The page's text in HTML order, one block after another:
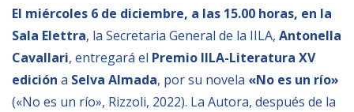
BIBLIOTECA
Biblioteca
Publicaciones
El miércoles 6 de diciembre, a las 15.00 horas, en la
Sala Elettra, la Secretaria General de la IILA, Antonella
Cavallari, entregará el Premio IILA-Literatura XV
edición a Selva Almada, por su novela «No es un río»
(«No es un río», Rizzoli, 2022). La Autora, después de la